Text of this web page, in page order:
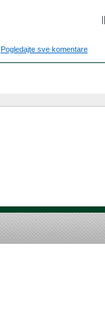
Pogledajte sve komentare